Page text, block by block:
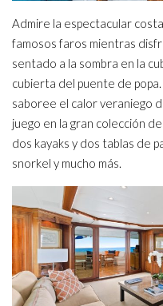
Admire la espectacular
famosos faros mientras
sentado a la sombra en la
cubierta del puente de
saboree el calor veraniego
juego en la gran colección
dos kayaks y dos tablas de
snorkel y mucho más.